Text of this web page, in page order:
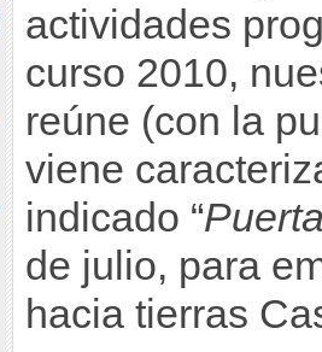
actividades
curso 2010,
reúne (con la
viene
indicado “
de julio, para
hacia tierras